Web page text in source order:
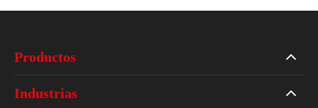
Productos
Industrias